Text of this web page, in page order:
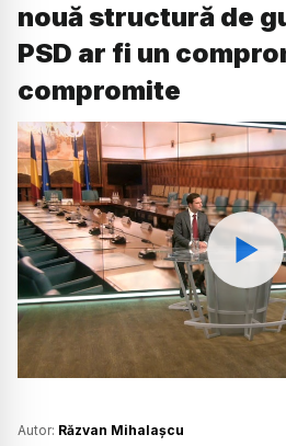
nouă structură de
PSD ar fi un
compromite
Autor: Răzvan Mihalașcu